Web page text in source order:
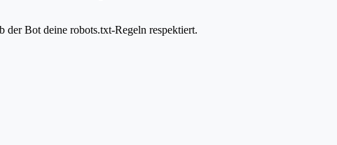
Bot deine robots.txt-Regeln respektiert.